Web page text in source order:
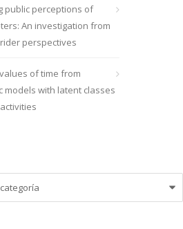
public perceptions of
An investigation from
perspectives
of time from
models with latent classes